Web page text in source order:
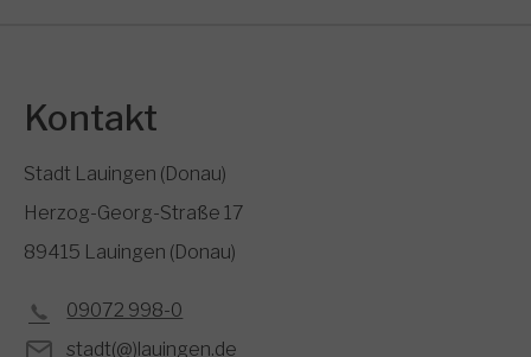
Kontakt
Stadt Lauingen (Donau)
Herzog-Georg-Straße 17
89415 Lauingen (Donau)
09072 998-0
stadt(@)lauingen.de